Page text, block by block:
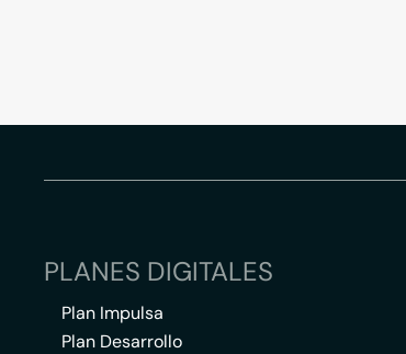
PLANES DIGITALES
Plan Impulsa
Plan Desarrollo